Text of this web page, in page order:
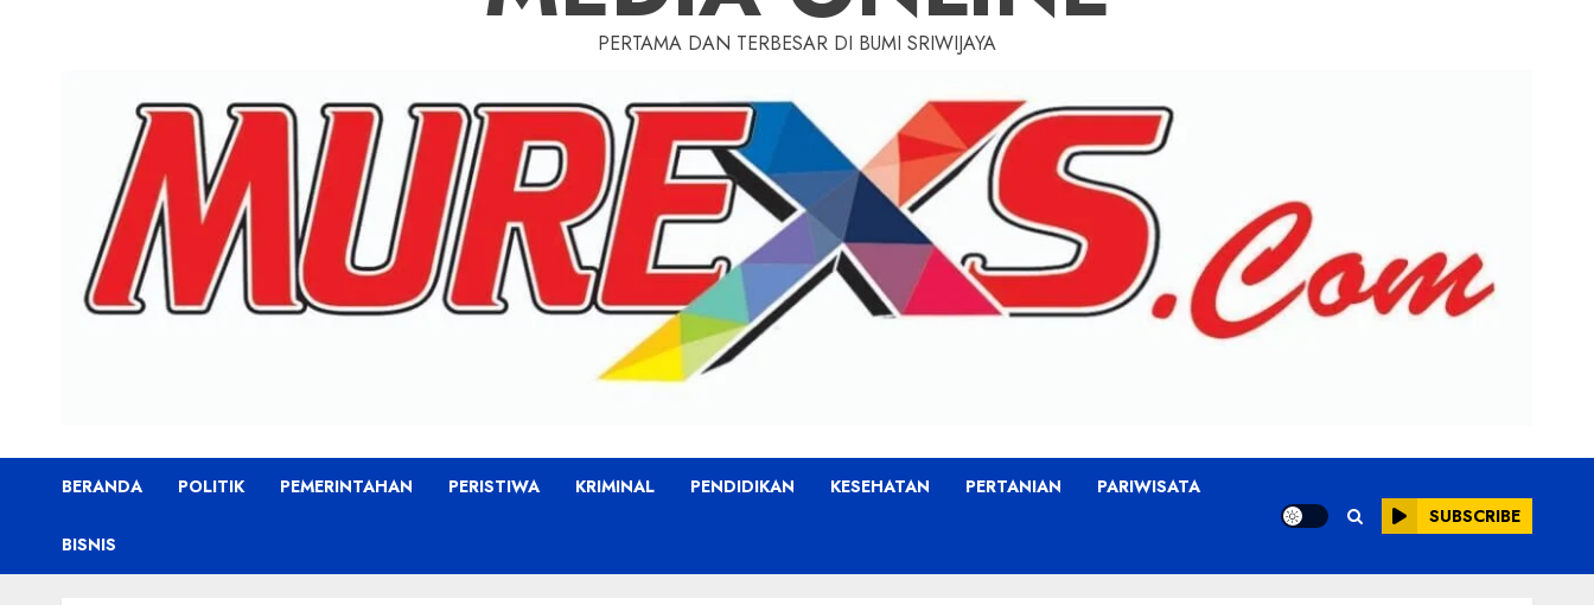
PERTAMA DAN TERBESAR DI BUMI SRIWIJAYA
BERANDA POLITIK PEMERINTAHAN PERISTIWA KRIMINAL PENDIDIKAN KESEHATAN PERTANIAN PARIWISATA
BISNIS
SUBSCRIBE